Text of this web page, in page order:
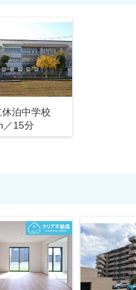
泊中学校
／15分